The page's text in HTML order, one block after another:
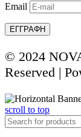
Email
© 2024
Reserved |
scroll to top